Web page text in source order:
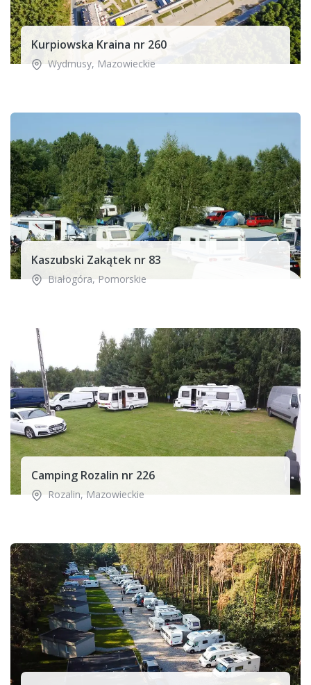
Kurpiowska Kraina nr 260
Wydmusy, Mazowieckie
Kaszubski Zakątek nr 83
Białogóra, Pomorskie
Camping Rozalin nr 226
Rozalin, Mazowieckie